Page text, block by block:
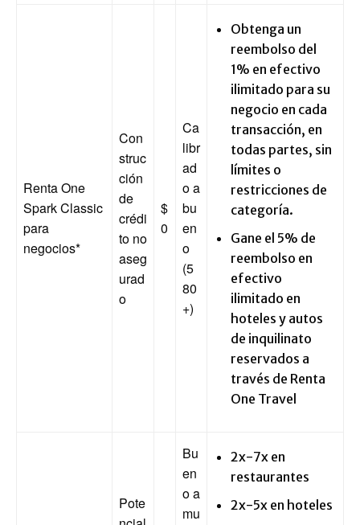
Renta One
Spark Classic
para
negocios*
Con
struc
ción
de
crédi
to no
aseg
urad
o
$
0
Ca
libr
ad
o a
bu
en
o
(5
80
+)
Obtenga un
reembolso del
1% en efectivo
ilimitado para su
negocio en cada
transacción, en
todas partes, sin
límites o
restricciones de
categoría.
Gane el 5% de
reembolso en
efectivo
ilimitado en
hoteles y autos
de inquilinato
reservados a
través de Renta
One Travel
Pote
Bu
en
o a
mu
2x-7x en
restaurantes
2x-5x en hoteles